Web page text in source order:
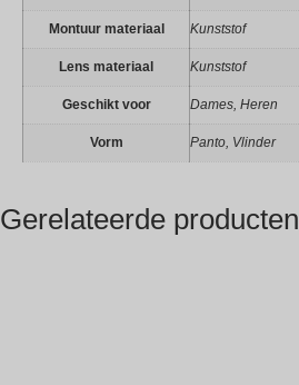
Montuur materiaal Kunststof
Lens materiaal Kunststof
Geschikt voor Dames, Heren
Vorm Panto, Vlinder
Gerelateerde producten